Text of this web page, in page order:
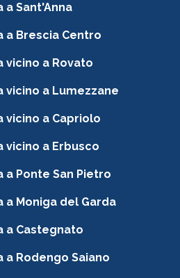
a Sant'Anna
a Brescia Centro
vicino a Rovato
vicino a Lumezzane
vicino a Capriolo
vicino a Erbusco
Ponte San Pietro
a Moniga del Garda
a Castegnato
a Rodengo Saiano